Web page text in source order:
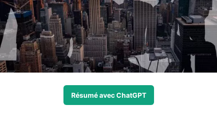
Résumé avec ChatGPT